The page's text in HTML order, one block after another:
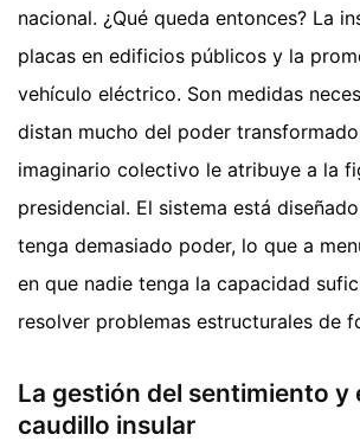
nacional. ¿Qué queda entonces? La
placas en edificios públicos y la
vehículo eléctrico. Son medidas
distan mucho del poder
imaginario colectivo le atribuye a la
presidencial. El sistema está
tenga demasiado poder, lo que a
en que nadie tenga la capacidad
resolver problemas estructurales de
La gestión del sentimiento y
caudillo insular